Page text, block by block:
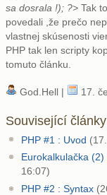
sa dosrala !); ?>Tak
povedali ,že prečo
vlastnej skúsenosti
PHP tak len scripty
tomuto článku.
God.Hell | 17.
Související články
PHP #1 : Uvod
Eurokalkulačka (2)
16:07)
PHP #2 : Syntax